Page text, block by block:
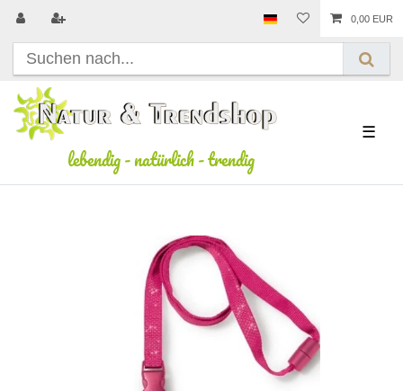
0,00 EUR
lebendig-natürlich-trendig
☰